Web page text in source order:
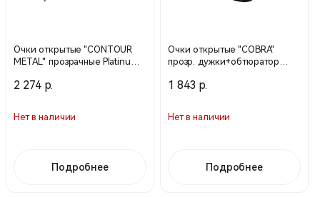
Очки открытые "CONTOUR
METAL" прозрачные Platinum
2 274 р.
Нет в наличии
Подробнее
Очки открытые "COBRA"
прозр. дужки+обтюратор
(Bolle)
1 843 р.
Нет в наличии
Подробнее